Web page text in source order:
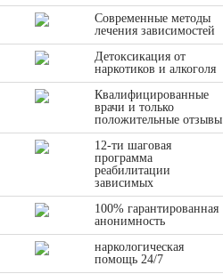
Современные методы
лечения зависимостей
Детоксикация от
наркотиков и алкоголя
Квалифицированные
врачи и только
положительные отзывы
12-ти шаговая
программа
реабилитации
зависимых
100% гарантированная
анонимность
наркологическая
помощь 24/7